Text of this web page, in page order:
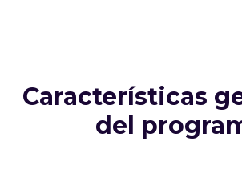
Características
del